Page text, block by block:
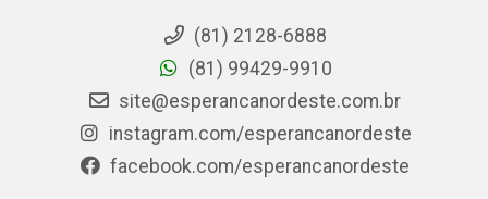
(81) 2128-6888
(81) 99429-9910
site@esperancanordeste.com.br
instagram.com/esperancanordeste
facebook.com/esperancanordeste